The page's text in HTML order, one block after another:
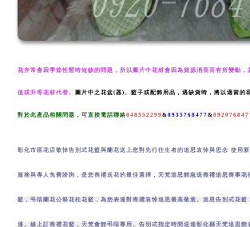
花卉常會因季節性暫時短缺的問題，所以圖片中花材會因為貨源消長而有所變動，
值或升等花材代替。圖片中之花盆(器)、籃子或配飾用品，遇缺貨時，將以適當的
對於此產品相關問題，可直接電話聯絡048352299&0935768477&
彰化市區花店敬悼告別式花籃與蘭花送上您對先行往生者的追思哀悼與思念 使用
服務與專人免費諮詢，是您喪禮送花的最佳選擇，天梵追思館急送喪禮追思喪事花
籃，弔唁蘭花公祭花柱花籃 為您表達對喪禮哀悼追思最高敬意。追思告別式花籃
達。線上訂喪禮花籃，天梵會館弔唁專用。告別式指定時間送達彰化縣天梵追思館